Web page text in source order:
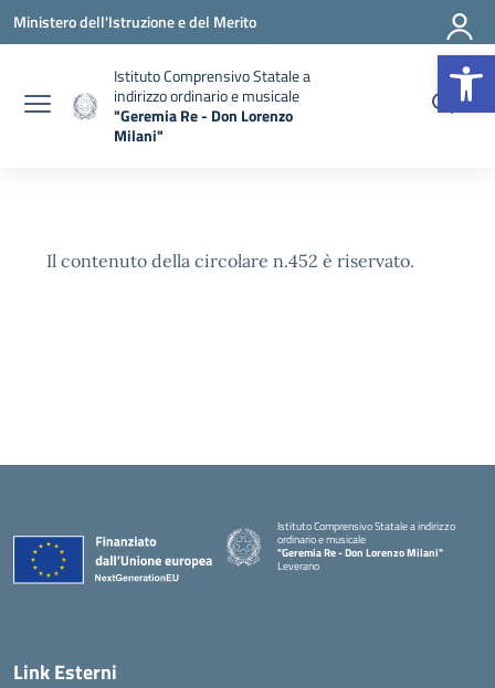
Vai ai contenuti
Vai al menu di navigazione
Vai al footer
Ministero dell'Istruzione e del Merito
Istituto Comprensivo Statale a
indirizzo ordinario e musicale
"Geremia Re - Don Lorenzo
Milani"
Il contenuto della circolare n.452 è riservato.
Istituto Comprensivo Statale a indirizzo
ordinario e musicale
"Geremia Re - Don Lorenzo Milani"
Leverano
Link Esterni